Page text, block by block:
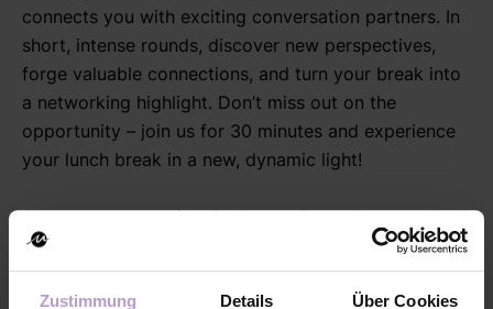
Zustimmung Details Über Cookies
connects you with exciting conversation partners. In
short, intense rounds, discover new perspectives,
forge valuable connections, and turn your break into
a networking highlight. Don’t miss out on the
opportunity – join us for 30 minutes and experience
your lunch break in a new, dynamic light!
Answer some questions in the meeting and get matched!